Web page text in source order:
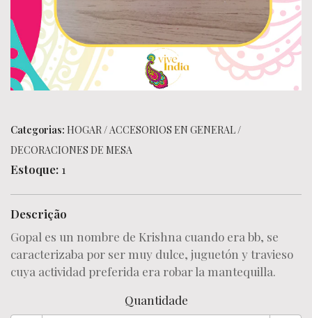
Categorias: HOGAR/ACCESORIOS EN GENERAL/
DECORACIONES DE MESA
Estoque: 1
Descrição
Gopal es un nombre de Krishna cuando era bb, se
caracterizaba por ser muy dulce, juguetón y travieso
cuya actividad preferida era robar la mantequilla.
Quantidade